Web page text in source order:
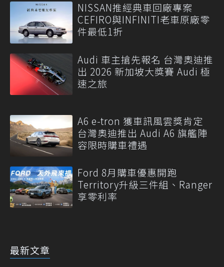
NISSAN推經典車回廠專案
CEFIRO與INFINITI老車原廠零
件最低1折
Audi 車主搶先報名 台灣奧迪推
出 2026 新加坡大獎賽 Audi 極
速之旅
A6 e-tron 獲車訊風雲獎肯定
台灣奧迪推出 Audi A6 旗艦陣
容限時購車禮遇
Ford 8月購車優惠開跑
Territory升級三件組、Ranger
享零利率
最新文章